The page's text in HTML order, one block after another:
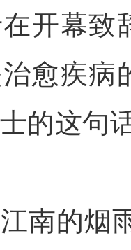
开幕致
愈疾病
的这句
南的烟